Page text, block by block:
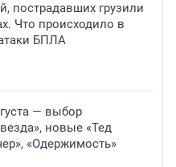
пострадавших грузили
Что происходило в
БПЛА
— выбор
новые «Тед
«Одержимость»